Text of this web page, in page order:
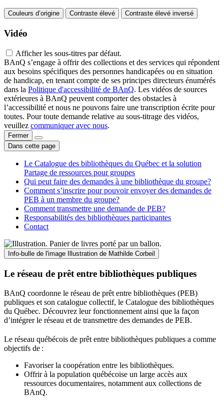
Couleurs d’origine Contraste élevé Contraste élevé inversé
Vidéo
Afficher les sous-titres par défaut.
BAnQ s’engage à offrir des collections et des services qui répondent
aux besoins spécifiques des personnes handicapées ou en situation
de handicap, en tenant compte de ses principes directeurs énumérés
dans la Politique d'accessibilité de BAnQ. Les vidéos de sources
extérieures à BAnQ peuvent comporter des obstacles à
l’accessibilité et nous ne pouvons faire une transcription écrite pour
toutes. Pour toute demande relative au sous-titrage des vidéos,
veuillez communiquer avec nous.
Fermer
Dans cette page
Le Catalogue des bibliothèques du Québec et la solution
Partage de ressources pour groupes
Qui peut faire des demandes à une bibliothèque du groupe?
Comment s’inscrire pour pouvoir envoyer des demandes de
PEB à un membre du groupe?
Comment transmettre une demande de PEB?
Responsabilités des bibliothèques participantes
Contact
Info-bulle de l'image Illustration de Mathilde Corbeil
Le réseau de prêt entre bibliothèques publiques
BAnQ coordonne le réseau de prêt entre bibliothèques (PEB)
publiques et son catalogue collectif, le Catalogue des bibliothèques
du Québec. Découvrez leur fonctionnement ainsi que la façon
d’intégrer le réseau et de transmettre des demandes de PEB.
Le réseau québécois de prêt entre bibliothèques publiques a comme
objectifs de :
Favoriser la coopération entre les bibliothèques.
Offrir à la population québécoise un large accès aux
ressources documentaires, notamment aux collections de
BAnQ.